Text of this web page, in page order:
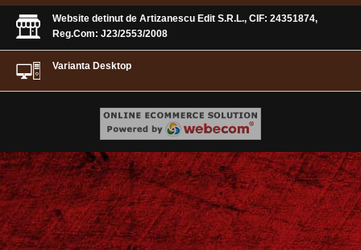
Website detinut de Artizanescu Edit S.R.L., CIF: 24351874,
Reg.Com: J23/2553/2008
Varianta Desktop